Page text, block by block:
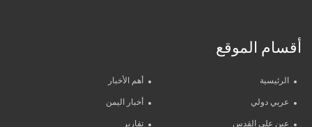
أقسام الموقع
الرئيسية أهم الأخبار
عربي دولي أخبار اليمن
عين على القدس تقارير